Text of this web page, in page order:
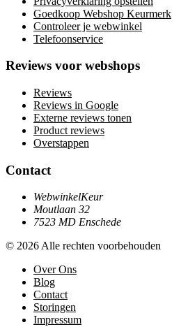
Goedkoop Webshop Keurmerk
Controleer je webwinkel
Telefoonservice
Reviews voor webshops
Reviews
Reviews in Google
Externe reviews tonen
Product reviews
Overstappen
Contact
WebwinkelKeur
Moutlaan 32
7523 MD Enschede
© 2026 Alle rechten voorbehouden
Over Ons
Blog
Contact
Storingen
Impressum